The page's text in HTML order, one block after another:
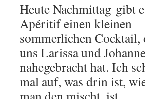
Heute Nachmittag gibt
Apéritif einen kleinen
sommerlichen Cocktail,
uns Larissa und
nahegebracht hat. Ich
mal auf, was drin ist,
man den mischt, ist